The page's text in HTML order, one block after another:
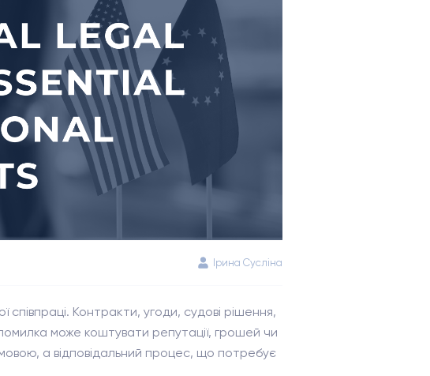
Ірина Сусліна
Контракти, угоди, судові рішення,
може коштувати репутації, грошей чи
а відповідальний процес, що потребує